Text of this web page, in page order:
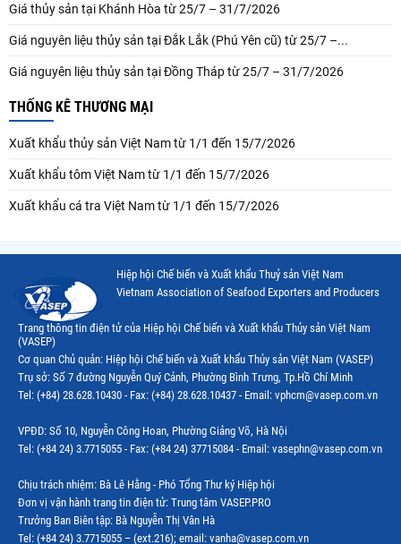
Giá thủy sản tại Khánh Hòa từ 25/7 – 31/7/2026
Giá nguyên liệu thủy sản tại Đắk Lắk (Phú Yên cũ) từ 25/7 –...
Giá nguyên liệu thủy sản tại Đồng Tháp từ 25/7 – 31/7/2026
THỐNG KÊ THƯƠNG MẠI
Xuất khẩu thủy sản Việt Nam từ 1/1 đến 15/7/2026
Xuất khẩu tôm Việt Nam từ 1/1 đến 15/7/2026
Xuất khẩu cá tra Việt Nam từ 1/1 đến 15/7/2026
Hiệp hội Chế biến và Xuất khẩu Thuỷ sản Việt Nam
Vietnam Association of Seafood Exporters and Producers
Trang thông tin điện tử của Hiệp hội Chế biến và Xuất khẩu Thủy sản Việt Nam
(VASEP)
Cơ quan Chủ quản: Hiệp hội Chế biến và Xuất khẩu Thủy sản Việt Nam (VASEP)
Trụ sở: Số 7 đường Nguyễn Quý Cảnh, Phường Bình Trưng, Tp.Hồ Chí Minh
Tel: (+84) 28.628.10430 - Fax: (+84) 28.628.10437 - Email: vphcm@vasep.com.vn
VPĐD: Số 10, Nguyễn Công Hoan, Phường Giảng Võ, Hà Nội
Tel: (+84 24) 3.7715055 - Fax: (+84 24) 37715084 - Email: vasephn@vasep.com.vn
Chịu trách nhiệm: Bà Lê Hằng - Phó Tổng Thư ký Hiệp hội
Đơn vị vận hành trang tin điện tử: Trung tâm VASEP.PRO
Trưởng Ban Biên tập: Bà Nguyễn Thị Vân Hà
Tel: (+84 24) 3.7715055 – (ext.216); email: vanha@vasep.com.vn